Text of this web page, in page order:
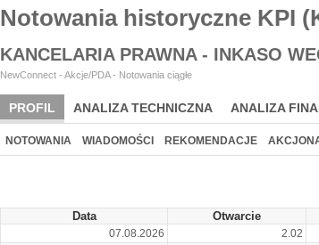
Notowania historyczne KPI
KANCELARIA PRAWNA - INKASO
NewConnect - Akcje/PDA - Notowania ciągłe
PROFIL ANALIZA TECHNICZNA ANALIZA
NOTOWANIA WIADOMOŚCI REKOMENDACJE
Data Otwarcie
07.08.2026 2.02
58